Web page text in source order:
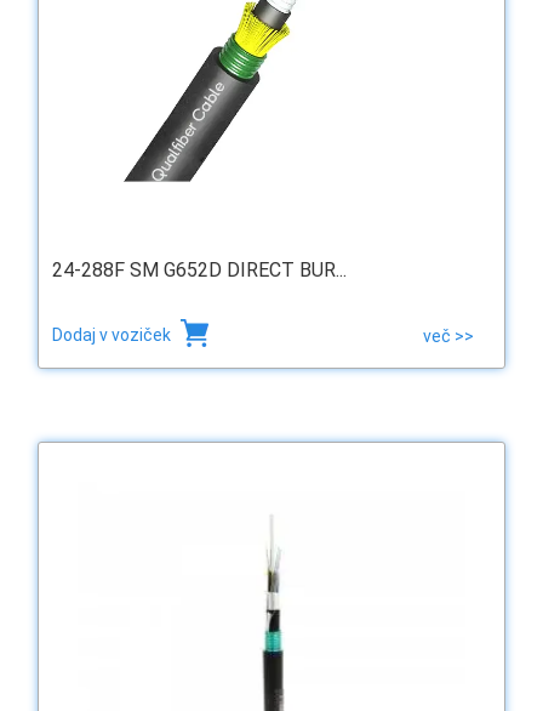
24-288F SM G652D DIRECT BUR...
Dodaj v voziček več >>